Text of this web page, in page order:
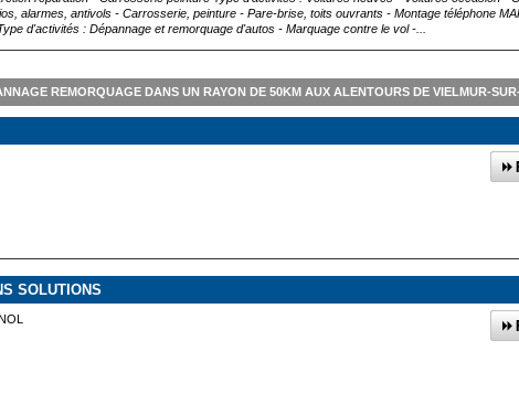
alarmes, antivols - Carrosserie, peinture - Pare-brise, toits ouvrants - Montage téléphone
d'activités : Dépannage et remorquage d'autos - Marquage contre le vol -...
REMORQUAGE DANS UN RAYON DE 50KM AUX ALENTOURS DE VIELMUR-
SOLUTIONS